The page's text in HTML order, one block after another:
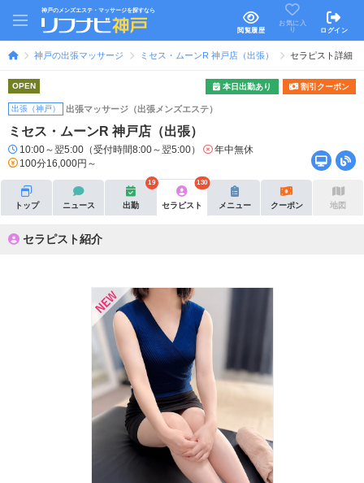
神戸のメンズエステ・マッサージを探すなら
閲覧履歴
お気に入
り
ログイン
神戸の出張マッサージ ミセス・ムーンR 神戸店（出張） セラピスト詳細
OPEN 本日出勤あり 割引クーポン
出張（神戸） 出張マッサージ（出張メンズエステ）
ミセス・ムーンR 神戸店（出張）
10:00～翌5:00（受付時間8:00～翌5:00）
年中無休
100分16,000円～
トップ ニュース 出勤
19
セラピスト
130
メニュー クーポン 地図
セラピスト紹介